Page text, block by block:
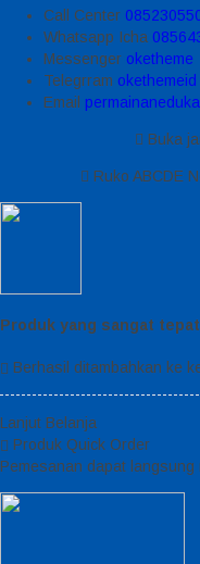
Call Center
Whatsapp Icha
Messenger oketheme
Telegrram okethemeid
Email
Buka
Ruko ABCDE
Produk yang sangat
Berhasil ditambahkan ke
Lanjut Belanja
Produk Quick Order
Pemesanan dapat